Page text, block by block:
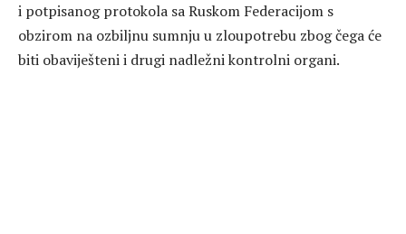
i potpisanog protokola sa Ruskom Federacijom s
obzirom na ozbiljnu sumnju u zloupotrebu zbog čega će
biti obaviješteni i drugi nadležni kontrolni organi.